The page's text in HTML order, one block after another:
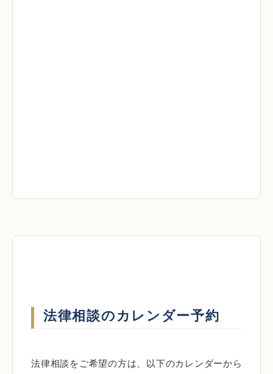
法律相談のカレンダー予約
法律相談をご希望の方は、以下のカレンダーから